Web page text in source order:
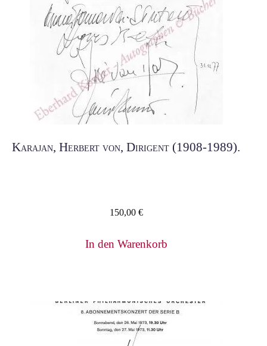
Karajan, Herbert von, Dirigent (1908-1989).
150,00 €
In den Warenkorb